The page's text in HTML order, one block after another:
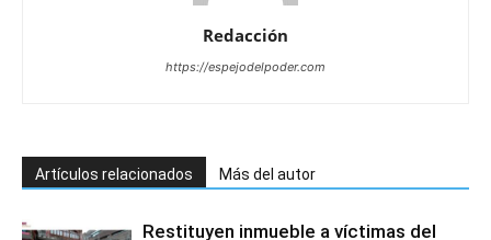
Redacción
https://espejodelpoder.com
Artículos relacionados Más del autor
Restituyen inmueble a víctimas del